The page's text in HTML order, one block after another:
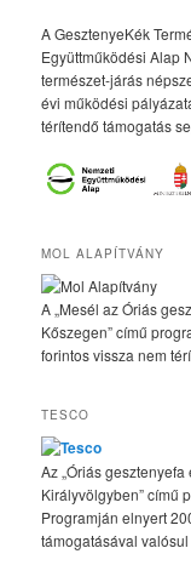
A GesztenyeKék
Együttműködési Alap
természet-járás
évi működési
térítendő támogatás
MOL ALAPÍTVÁNY
A „Mesél az Óriás
Kőszegen” című
forintos vissza nem
TESCO
Az „Óriás
Királyvölgyben” című
Programján elnyert
támogatásával valósul